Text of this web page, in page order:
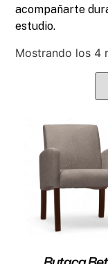
acompañarte
estudio.
Mostrando los 4